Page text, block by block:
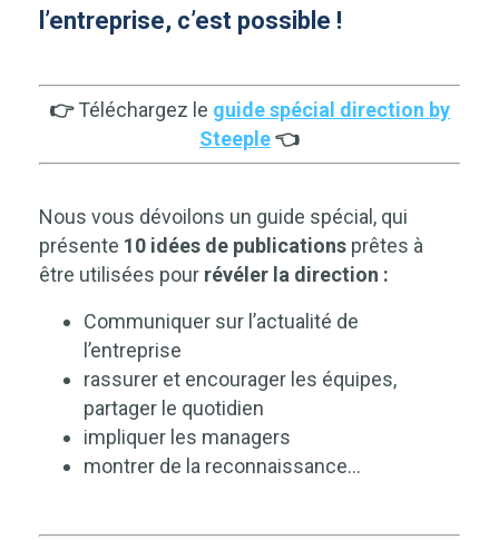
l’entreprise, c’est possible !
👉Téléchargez le guide spécial direction by
Steeple👈
Nous vous dévoilons un guide spécial, qui
présente 10 idées de publications prêtes à
être utilisées pour révéler la direction :
Communiquer sur l’actualité de
l’entreprise
rassurer et encourager les équipes,
partager le quotidien
impliquer les managers
montrer de la reconnaissance…